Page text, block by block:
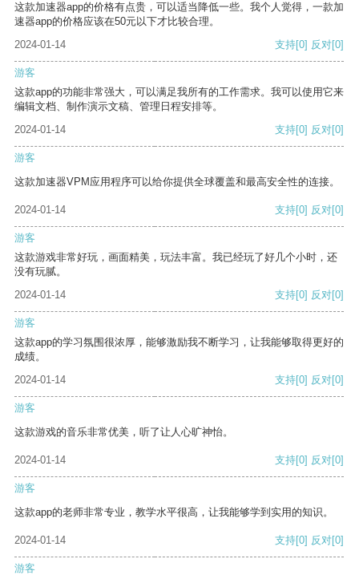
这款加速器app的价格有点贵，可以适当降低一些。我个人觉得，一款加
速器app的价格应该在50元以下才比较合理。
2024-01-14
支持[0] 反对[0]
游客
这款app的功能非常强大，可以满足我所有的工作需求。我可以使用它来
编辑文档、制作演示文稿、管理日程安排等。
2024-01-14
支持[0] 反对[0]
游客
这款加速器VPM应用程序可以给你提供全球覆盖和最高安全性的连接。
2024-01-14 支持[0] 反对[0]
游客
这款游戏非常好玩，画面精美，玩法丰富。我已经玩了好几个小时，还
没有玩腻。
2024-01-14
支持[0] 反对[0]
游客
这款app的学习氛围很浓厚，能够激励我不断学习，让我能够取得更好的
成绩。
2024-01-14
支持[0] 反对[0]
游客
这款游戏的音乐非常优美，听了让人心旷神怡。
2024-01-14 支持[0] 反对[0]
游客
这款app的老师非常专业，教学水平很高，让我能够学到实用的知识。
2024-01-14 支持[0] 反对[0]
游客